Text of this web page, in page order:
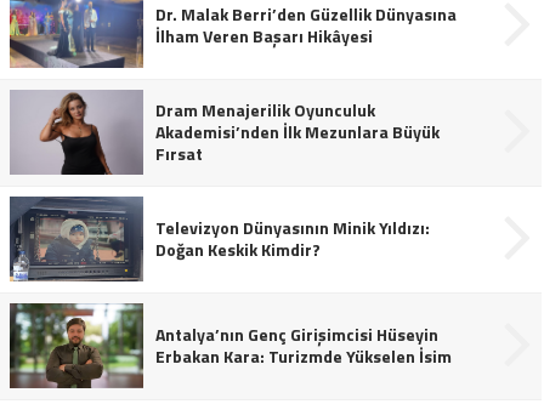
Dr. Malak Berri’den Güzellik Dünyasına
İlham Veren Başarı Hikâyesi
Dram Menajerilik Oyunculuk
Akademisi’nden İlk Mezunlara Büyük
Fırsat
Televizyon Dünyasının Minik Yıldızı:
Doğan Keskik Kimdir?
Antalya’nın Genç Girişimcisi Hüseyin
Erbakan Kara: Turizmde Yükselen İsim